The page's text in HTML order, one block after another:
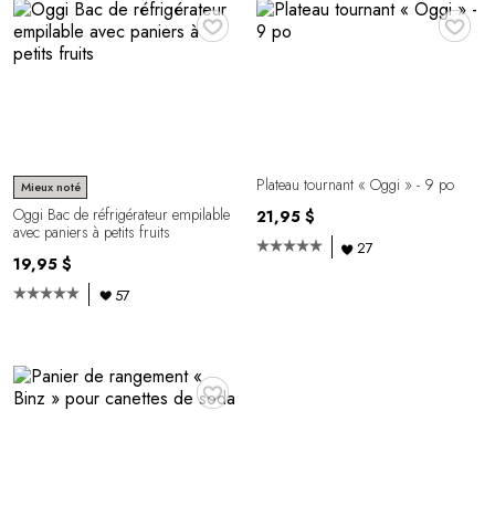
♥
Mieux noté
Oggi Bac de réfrigérateur empilable
avec paniers à petits fruits
19,95 $
57
♥
Plateau tournant « Oggi » - 9 po
21,95 $
27
♥